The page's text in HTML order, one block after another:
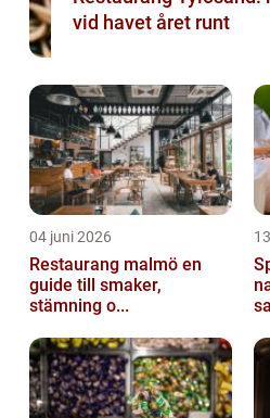
vid havet året runt
04 juni 2026
Restaurang malmö en
guide till smaker,
stämning o...